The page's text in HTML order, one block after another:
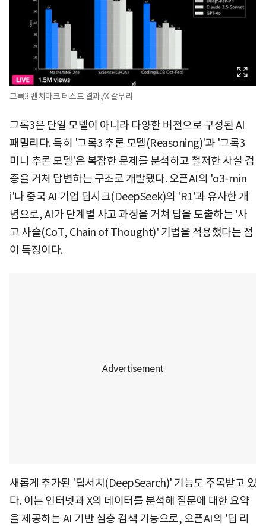
그록3 벤치마크 테스트 결과./X 갈무리
그록3은 단일 모델이 아니라 다양한 버전으로 구성된 AI
패밀리다. 특히 '그록3 추론 모델(Reasoning)'과 '그록3
미니 추론 모델'은 복잡한 문제를 분석하고 철저한 사실 검
증을 거쳐 답변하는 구조로 개발됐다. 오픈AI의 'o3-min
i'나 중국 AI 기업 딥시크(DeepSeek)의 'R1'과 유사한 개
념으로, AI가 단계별 사고 과정을 거쳐 답을 도출하는 '사
고 사슬(CoT, Chain of Thought)' 기법을 적용했다는 점
이 특징이다.
새롭게 추가된 '딥서치(DeepSearch)' 기능도 주목받고 있
다. 이는 인터넷과 X의 데이터를 분석해 질문에 대한 요약
을 제공하는 AI 기반 심층 검색 기능으로, 오픈AI의 '딥 리